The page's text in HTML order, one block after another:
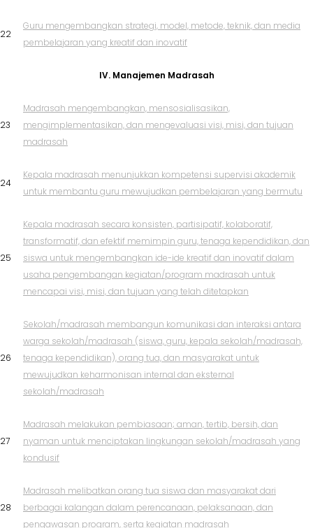
22
Guru mengembangkan strategi, model, metode, teknik, dan media
pembelajaran yang kreatif dan inovatif
IV. Manajemen Madrasah
23
Madrasah mengembangkan, mensosialisasikan,
mengimplementasikan, dan mengevaluasi visi, misi, dan tujuan
madrasah
24
Kepala madrasah menunjukkan kompetensi supervisi akademik
untuk membantu guru mewujudkan pembelajaran yang bermutu
25
Kepala madrasah secara konsisten, partisipatif, kolaboratif,
transformatif, dan efektif memimpin guru, tenaga kependidikan, dan
siswa untuk mengembangkan ide-ide kreatif dan inovatif dalam
usaha pengembangan kegiatan/program madrasah untuk
mencapai visi, misi, dan tujuan yang telah ditetapkan
26
Sekolah/madrasah membangun komunikasi dan interaksi antara
warga sekolah/madrasah (siswa, guru, kepala sekolah/madrasah,
tenaga kependidikan), orang tua, dan masyarakat untuk
mewujudkan keharmonisan internal dan eksternal
sekolah/madrasah
27
Madrasah melakukan pembiasaan; aman, tertib, bersih, dan
nyaman untuk menciptakan lingkungan sekolah/madrasah yang
kondusif
28
Madrasah melibatkan orang tua siswa dan masyarakat dari
berbagai kalangan dalam perencanaan, pelaksanaan, dan
pengawasan program, serta kegiatan madrasah